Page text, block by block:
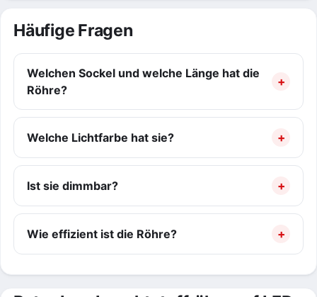
Häufige Fragen
Welchen Sockel und welche Länge hat die
Röhre?
Welche Lichtfarbe hat sie?
Ist sie dimmbar?
Wie effizient ist die Röhre?